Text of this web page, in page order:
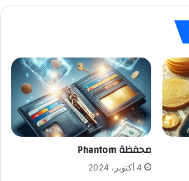
محفظة Phantom
4 أكتوبر، 2024